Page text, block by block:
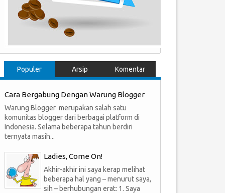
Populer Arsip Komentar
Cara Bergabung Dengan Warung Blogger
Warung Blogger merupakan salah satu
komunitas blogger dari berbagai platform di
Indonesia. Selama beberapa tahun berdiri
ternyata masih...
Ladies, Come On!
Akhir-akhir ini saya kerap melihat
beberapa hal yang – menurut saya,
sih – berhubungan erat: 1. Saya